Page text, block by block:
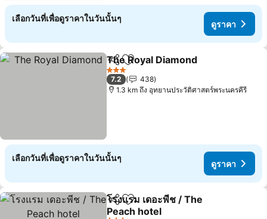
เลือกวันที่เพื่อดูราคาในวันนั้นๆ
ดูราคา
แชร์ เพิ่มในรายการโปรด
The Royal Diamond
3 ดาว
7.2
438
1.3 km ถึง อุทยานประวัติศาสตร์พระนครคีรี
เลือกวันที่เพื่อดูราคาในวันนั้นๆ
ดูราคา
แชร์ เพิ่มในรายการโปรด
โรงแรม เดอะพีช / The
Peach hotel